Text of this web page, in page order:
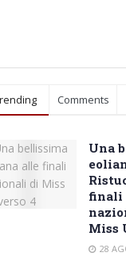
Comments
Una
finali
Miss
28